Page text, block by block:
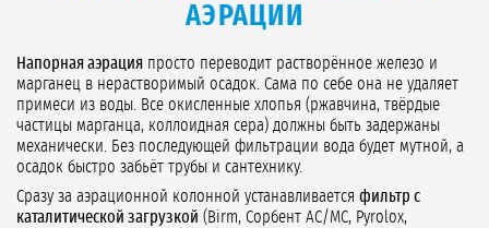
АЭРАЦИИ
Напорная аэрация просто переводит растворённое железо и
марганец в нерастворимый осадок. Сама по себе она не удаляет
примеси из воды. Все окисленные хлопья (ржавчина, твёрдые
частицы марганца, коллоидная сера) должны быть задержаны
механически. Без последующей фильтрации вода будет мутной, а
осадок быстро забьёт трубы и сантехнику.
Сразу за аэрационной колонной устанавливается фильтр с
каталитической загрузкой (Birm, Сорбент АС/МС, Pyrolox,